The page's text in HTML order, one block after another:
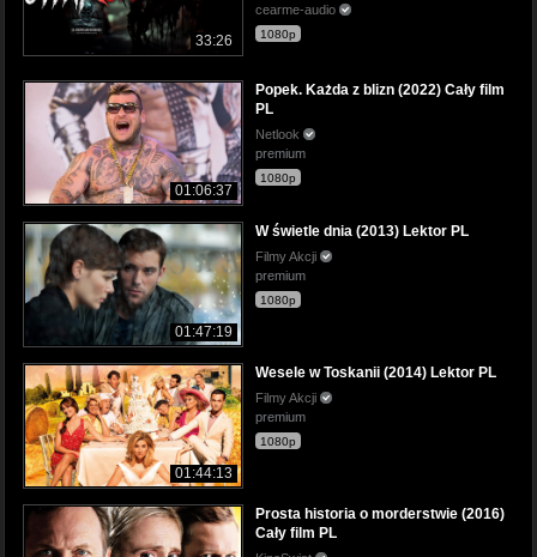
33:26
cearme-audio
1080p
01:06:37
Popek. Każda z blizn (2022) Cały film
PL
Netlook
premium
1080p
01:47:19
W świetle dnia (2013) Lektor PL
Filmy Akcji
premium
1080p
01:44:13
Wesele w Toskanii (2014) Lektor PL
Filmy Akcji
premium
1080p
Prosta historia o morderstwie (2016)
Cały film PL